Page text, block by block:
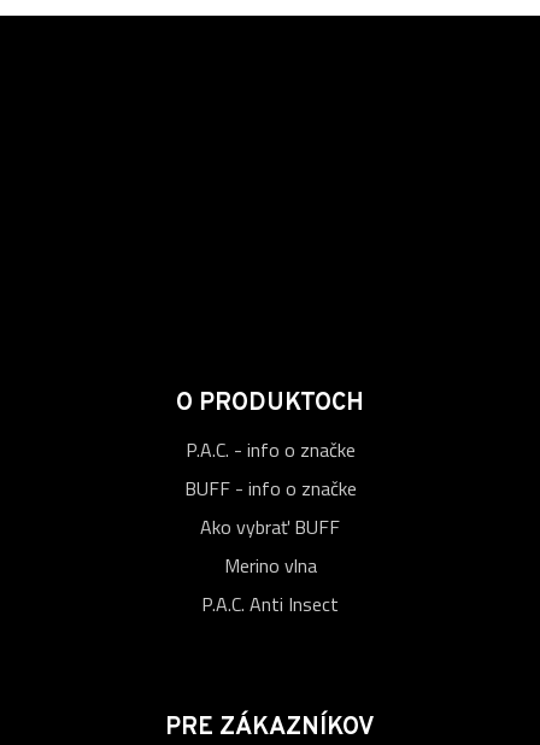
O PRODUKTOCH
P.A.C. - info o značke
BUFF - info o značke
Ako vybrať BUFF
Merino vlna
P.A.C. Anti Insect
PRE ZÁKAZNÍKOV